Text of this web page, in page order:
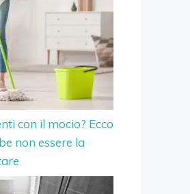
con il mocio? Ecco
non essere la